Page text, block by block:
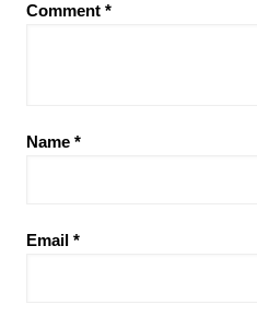
Comment *
Name *
Email *